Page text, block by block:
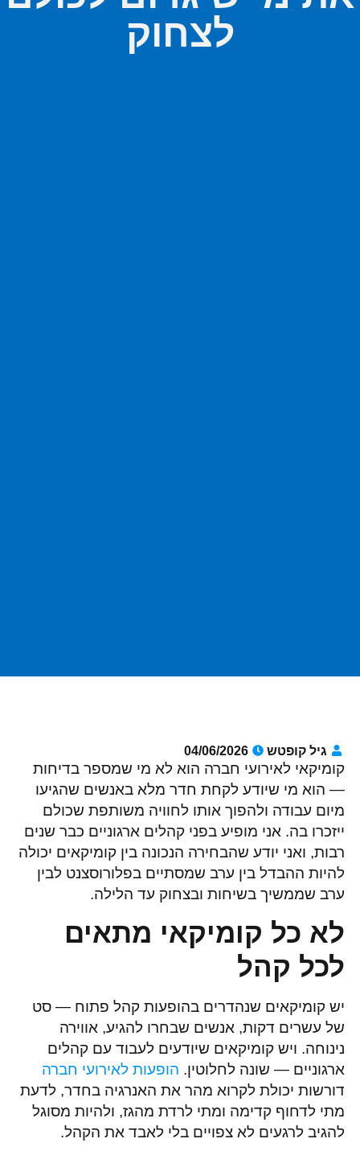
לצחוק
גיל קופטש 04/06/2026
קומיקאי לאירועי חברה הוא לא מי שמספר בדיחות
— הוא מי שיודע לקחת חדר מלא באנשים שהגיעו
מיום עבודה ולהפוך אותו לחוויה משותפת שכולם
ייזכרו בה. אני מופיע בפני קהלים ארגוניים כבר שנים
רבות, ואני יודע שהבחירה הנכונה בין קומיקאים יכולה
להיות ההבדל בין ערב שמסתיים בפלורוסצנט לבין
ערב שממשיך בשיחות ובצחוק עד הלילה.
לא כל קומיקאי מתאים
לכל קהל
יש קומיקאים שנהדרים בהופעות קהל פתוח — סט
של עשרים דקות, אנשים שבחרו להגיע, אווירה
נינוחה. ויש קומיקאים שיודעים לעבוד עם קהלים
ארגוניים — שונה לחלוטין. הופעות לאירועי חברה
דורשות יכולת לקרוא מהר את האנרגיה בחדר, לדעת
מתי לדחוף קדימה ומתי לרדת מהגז, ולהיות מסוגל
להגיב לרגעים לא צפויים בלי לאבד את הקהל.